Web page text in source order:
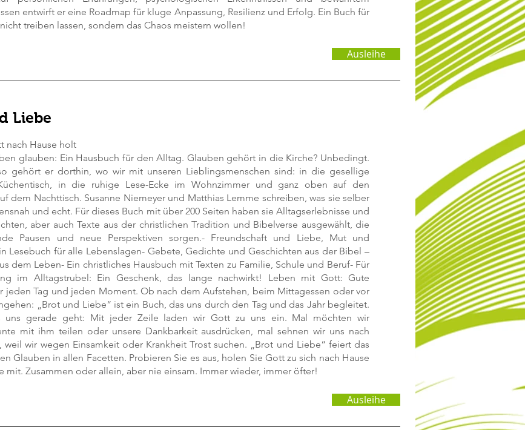
entwirft er eine Roadmap für kluge Anpassung, Resilienz und Erfolg. Ein Buch für
treiben lassen, sondern das Chaos meistern wollen!
Ausleihe
Liebe
nach Hause holt
glauben: Ein Hausbuch für den Alltag. Glauben gehört in die Kirche? Unbedingt.
gehört er dorthin, wo wir mit unseren Lieblingsmenschen sind: in die gesellige
in die ruhige Lese-Ecke im Wohnzimmer und ganz oben auf den
dem Nachttisch. Susanne Niemeyer und Matthias Lemme schreiben, was sie selber
und echt. Für dieses Buch mit über 200 Seiten haben sie Alltagserlebnisse und
aber auch Texte aus der christlichen Tradition und Bibelverse ausgewählt, die
Pausen und neue Perspektiven sorgen.- Freundschaft und Liebe, Mut und
Lesebuch für alle Lebenslagen- Gebete, Gedichte und Geschichten aus der Bibel –
dem Leben- Ein christliches Hausbuch mit Texten zu Familie, Schule und Beruf- Für
im Alltagstrubel: Ein Geschenk, das lange nachwirkt! Leben mit Gott: Gute
jeden Tag und jeden Moment. Ob nach dem Aufstehen, beim Mittagessen oder vor
„Brot und Liebe“ ist ein Buch, das uns durch den Tag und das Jahr begleitet.
uns gerade geht: Mit jeder Zeile laden wir Gott zu uns ein. Mal möchten wir
mit ihm teilen oder unsere Dankbarkeit ausdrücken, mal sehnen wir uns nach
weil wir wegen Einsamkeit oder Krankheit Trost suchen. „Brot und Liebe“ feiert das
Glauben in allen Facetten. Probieren Sie es aus, holen Sie Gott zu sich nach Hause
mit. Zusammen oder allein, aber nie einsam. Immer wieder, immer öfter!
Ausleihe